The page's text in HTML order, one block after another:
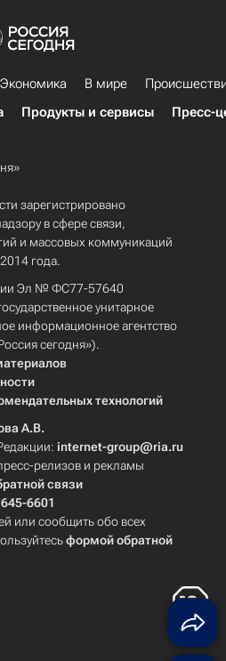
Экономика В мире
Продукты и сервисы Пресс-
зарегистрировано
в сфере связи,
и массовых коммуникаций
года.
Эл № ФС77-57640
унитарное
информационное агентство
сегодня»).
технологий
А.В.
internet-group@ria.ru
релизов и рекламы
связи
6601
или сообщить обо всех
формой обратной